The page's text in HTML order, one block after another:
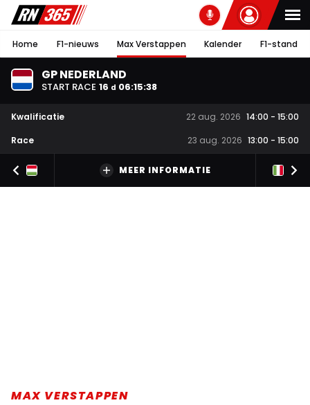
Home F1-nieuws Max Verstappen Kalender F1-stand
GP NEDERLAND
START RACE 16 d 06:15:38
Kwalificatie 22 aug. 2026 14:00 - 15:00
Race
23 aug. 2026 13:00 - 15:00
MEER INFORMATIE
MAX VERSTAPPEN